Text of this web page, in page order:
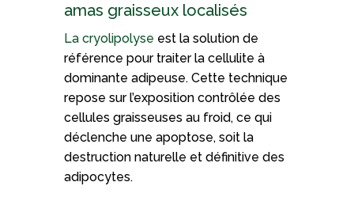
amas graisseux localisés
La cryolipolyse est la solution de
référence pour traiter la cellulite à
dominante adipeuse. Cette technique
repose sur l’exposition contrôlée des
cellules graisseuses au froid, ce qui
déclenche une apoptose, soit la
destruction naturelle et définitive des
adipocytes.